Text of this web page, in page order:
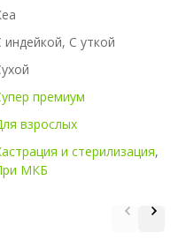
индейкой, С уткой
премиум
взрослых
и стерилизация,
МКБ